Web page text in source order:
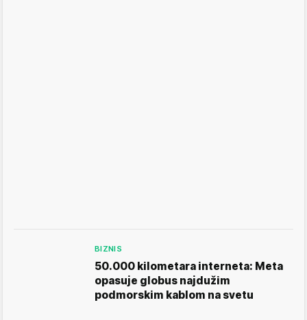
BIZNIS
50.000 kilometara interneta: Meta
opasuje globus najdužim
podmorskim kablom na svetu